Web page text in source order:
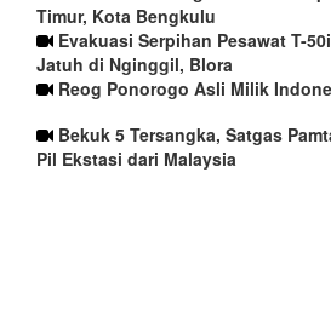
Timur, Kota Bengkulu
Evakuasi Serpihan Pesawat T-
Jatuh di Nginggil, Blora
Reog Ponorogo Asli Milik
Bekuk 5 Tersangka, Satgas
Pil Ekstasi dari Malaysia